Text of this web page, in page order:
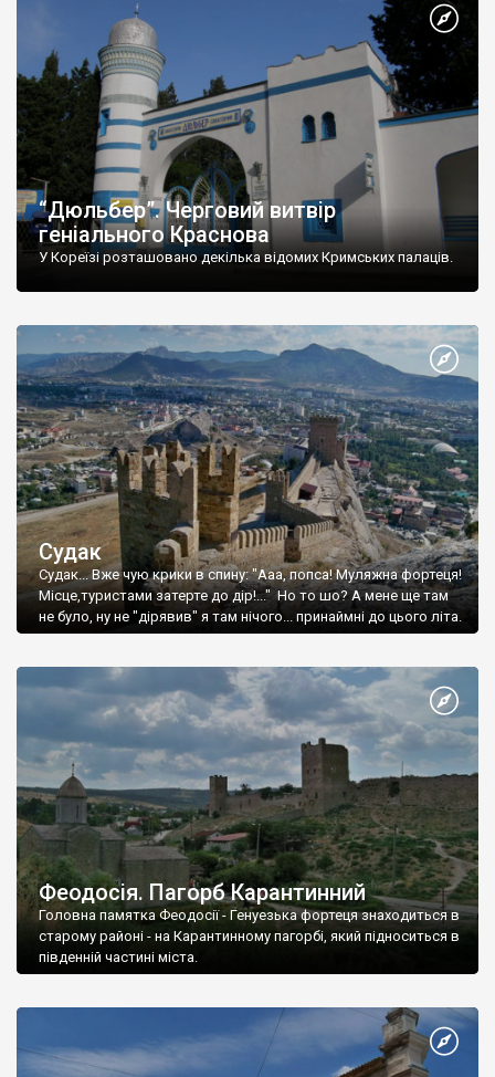
“Дюльбер”. Черговий витвір
геніального Краснова
У Кореїзі розташовано декілька відомих Кримських палаців.
Судак
Судак... Вже чую крики в спину: "Ааа, попса! Муляжна фортеця!
Місце,туристами затерте до дір!..." Но то шо? А мене ще там
не було, ну не "дірявив" я там нічого... принаймні до цього літа.
Феодосія. Пагорб Карантинний
Головна памятка Феодосії - Генуезька фортеця знаходиться в
старому районі - на Карантинному пагорбі, який підноситься в
південній частині міста.